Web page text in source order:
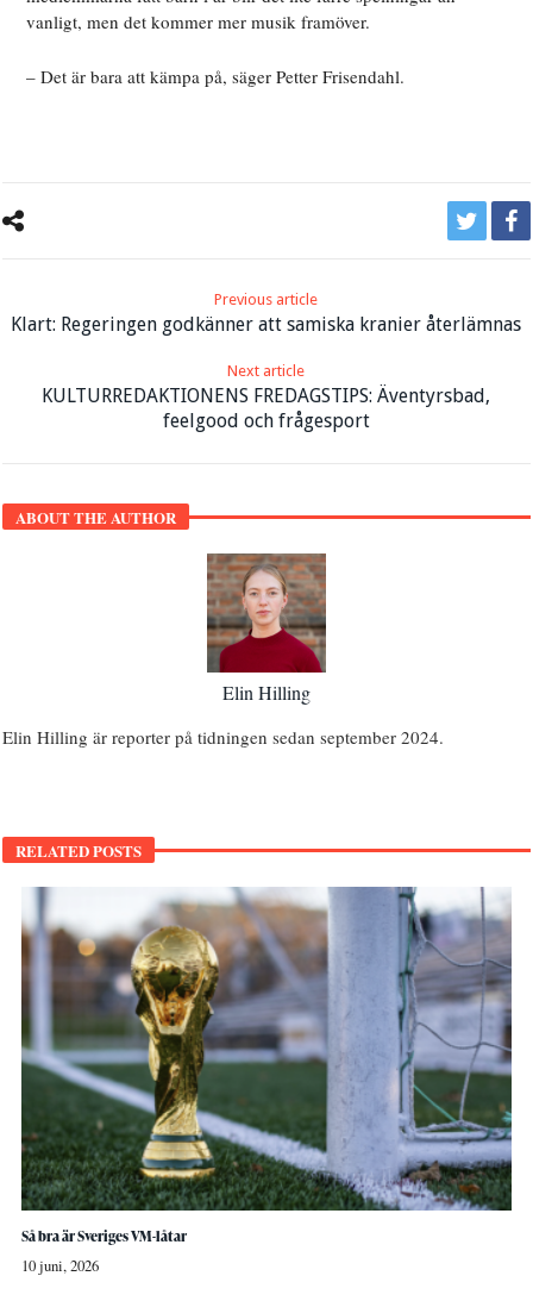
vanligt, men det kommer mer musik framöver.
– Det är bara att kämpa på, säger Petter Frisendahl.
Previous article
Klart: Regeringen godkänner att samiska kranier återlämnas
Next article
KULTURREDAKTIONENS FREDAGSTIPS: Äventyrsbad,
feelgood och frågesport
ABOUT THE AUTHOR
Elin Hilling
Elin Hilling är reporter på tidningen sedan september 2024.
RELATED POSTS
Så bra är Sveriges VM-låtar
10 juni, 2026